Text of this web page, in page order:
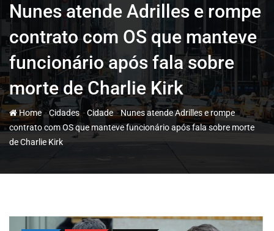
Nunes atende Adrilles e rompe
contrato com OS que manteve
funcionário após fala sobre
morte de Charlie Kirk
Home-Cidades-Cidade-Nunes atende Adrilles e rompe
contrato com OS que manteve funcionário após fala sobre morte
de Charlie Kirk